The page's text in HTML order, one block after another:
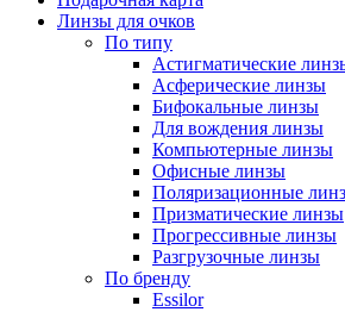
Линзы для очков
По типу
Астигматические
Асферические линзы
Бифокальные линзы
Для вождения линзы
Компьютерные линзы
Офисные линзы
Поляризационные
Призматические линзы
Прогрессивные линзы
Разгрузочные линзы
По бренду
Essilor